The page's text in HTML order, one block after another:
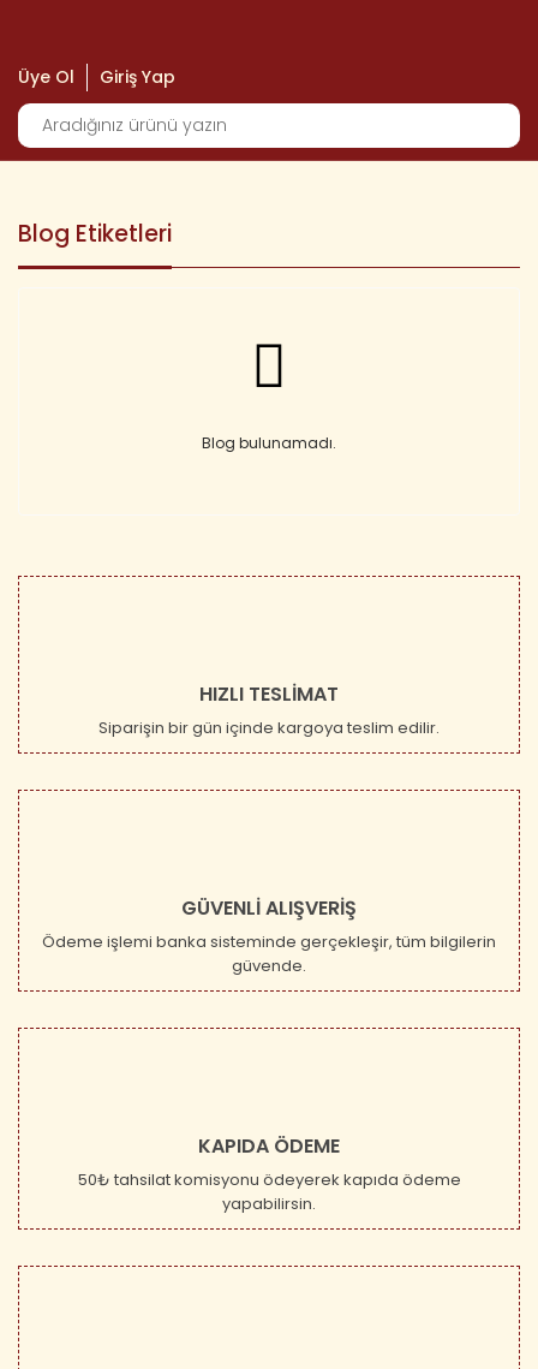
Üye Ol Giriş Yap
Blog Etiketleri
Blog bulunamadı.
HIZLI TESLİMAT
Siparişin bir gün içinde kargoya teslim edilir.
GÜVENLİ ALIŞVERİŞ
Ödeme işlemi banka sisteminde gerçekleşir, tüm bilgilerin
güvende.
KAPIDA ÖDEME
50₺ tahsilat komisyonu ödeyerek kapıda ödeme
yapabilirsin.